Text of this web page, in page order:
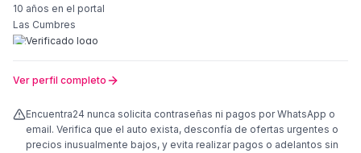
10 años en el portal
Las Cumbres
Ver perfil completo
Encuentra24 nunca solicita contraseñas ni pagos por WhatsApp o
email. Verifica que el auto exista, desconfía de ofertas urgentes o
precios inusualmente bajos, y evita realizar pagos o adelantos sin